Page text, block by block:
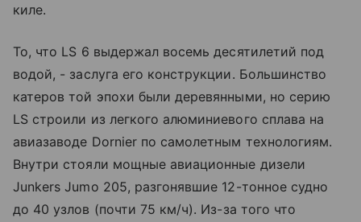
киле.
То, что LS 6 выдержал восемь десятилетий под
водой, - заслуга его конструкции. Большинство
катеров той эпохи были деревянными, но серию
LS строили из легкого алюминиевого сплава на
авиазаводе Dornier по самолетным технологиям.
Внутри стояли мощные авиационные дизели
Junkers Jumo 205, разгонявшие 12-тонное судно
до 40 узлов (почти 75 км/ч). Из-за того что